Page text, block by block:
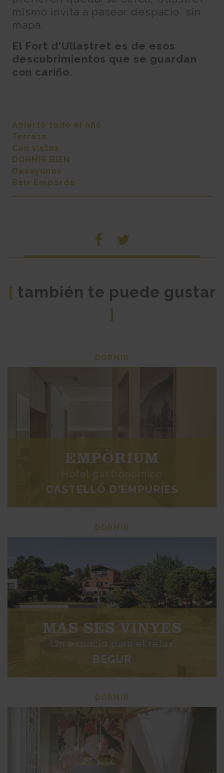
mismo invita a pasear despacio, sin
mapa.
El Fort d'Ullastret es de esos
descubrimientos que se guardan
con cariño.
Abierto todo el año
Terraza
Con vistas
DORMIR BIEN
Desayunos
Baix Empordà
[ también te puede gustar
]
DORMIR
EMPÒRIUM
Hotel gastronómico
CASTELLÓ D'EMPÚRIES
DORMIR
MAS SES VINYES
Un espacio para el relax
BEGUR
DORMIR